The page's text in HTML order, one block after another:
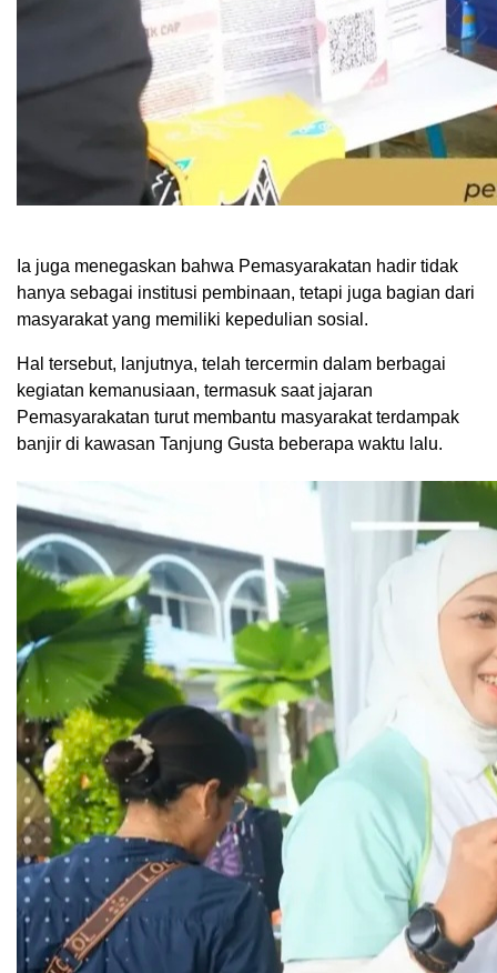
Ia juga menegaskan bahwa Pemasyarakatan hadir tidak
hanya sebagai institusi pembinaan, tetapi juga bagian dari
masyarakat yang memiliki kepedulian sosial.
Hal tersebut, lanjutnya, telah tercermin dalam berbagai
kegiatan kemanusiaan, termasuk saat jajaran
Pemasyarakatan turut membantu masyarakat terdampak
banjir di kawasan Tanjung Gusta beberapa waktu lalu.